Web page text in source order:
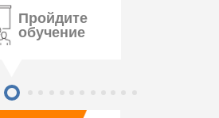
Пройдите
обучение